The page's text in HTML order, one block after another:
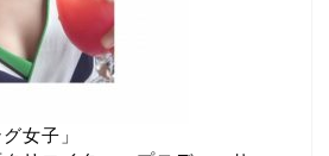
女子」